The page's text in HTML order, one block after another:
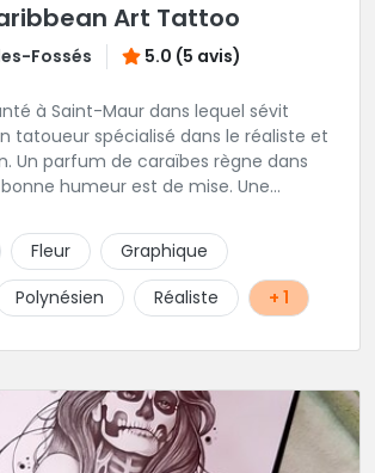
Art Tattoo
Fossés 5.0 (5 avis)
à Saint-Maur dans lequel sévit
tatoueur spécialisé dans le réaliste et
Un parfum de caraïbes règne dans
humeur est de mise. Une
Fleur
Graphique
Polynésien Réaliste + 1